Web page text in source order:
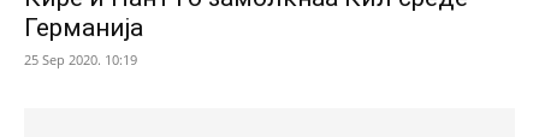
Германија
25 Sep 2020. 10:19